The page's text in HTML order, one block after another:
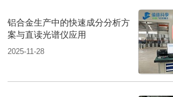
铝合金生产中的快速成分分析方
案与直读光谱仪应用
2025-11-28